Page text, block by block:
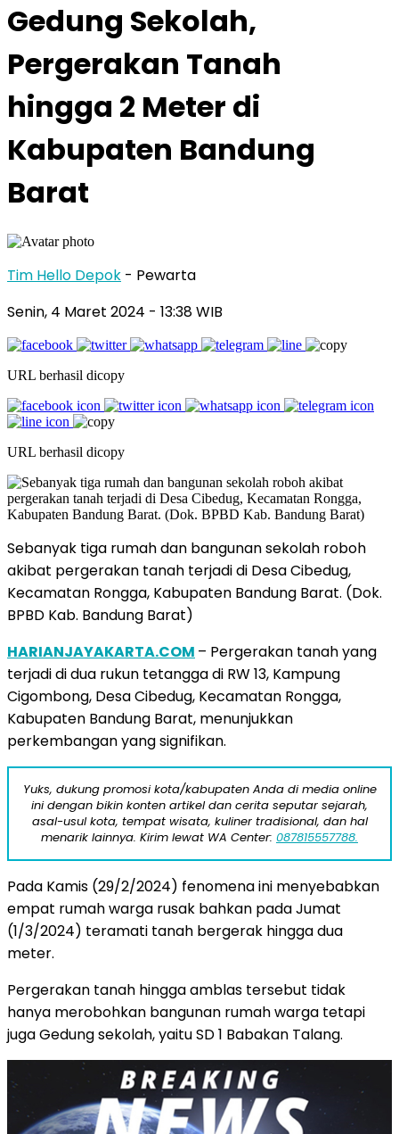
Gedung Sekolah,
Pergerakan Tanah
hingga 2 Meter di
Kabupaten Bandung
Barat
Tim Hello Depok - Pewarta
Senin, 4 Maret 2024 - 13:38 WIB
URL berhasil dicopy
URL berhasil dicopy
Sebanyak tiga rumah dan bangunan sekolah roboh
akibat pergerakan tanah terjadi di Desa Cibedug,
Kecamatan Rongga, Kabupaten Bandung Barat. (Dok.
BPBD Kab. Bandung Barat)
HARIANJAYAKARTA.COM – Pergerakan tanah yang
terjadi di dua rukun tetangga di RW 13, Kampung
Cigombong, Desa Cibedug, Kecamatan Rongga,
Kabupaten Bandung Barat, menunjukkan
perkembangan yang signifikan.
Yuks, dukung promosi kota/kabupaten Anda di media online
ini dengan bikin konten artikel dan cerita seputar sejarah,
asal-usul kota, tempat wisata, kuliner tradisional, dan hal
menarik lainnya. Kirim lewat WA Center: 087815557788.
Pada Kamis (29/2/2024) fenomena ini menyebabkan
empat rumah warga rusak bahkan pada Jumat
(1/3/2024) teramati tanah bergerak hingga dua
meter.
Pergerakan tanah hingga amblas tersebut tidak
hanya merobohkan bangunan rumah warga tetapi
juga Gedung sekolah, yaitu SD 1 Babakan Talang.